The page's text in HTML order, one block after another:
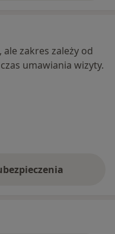
zakres zależy od
umawiania wizyty.